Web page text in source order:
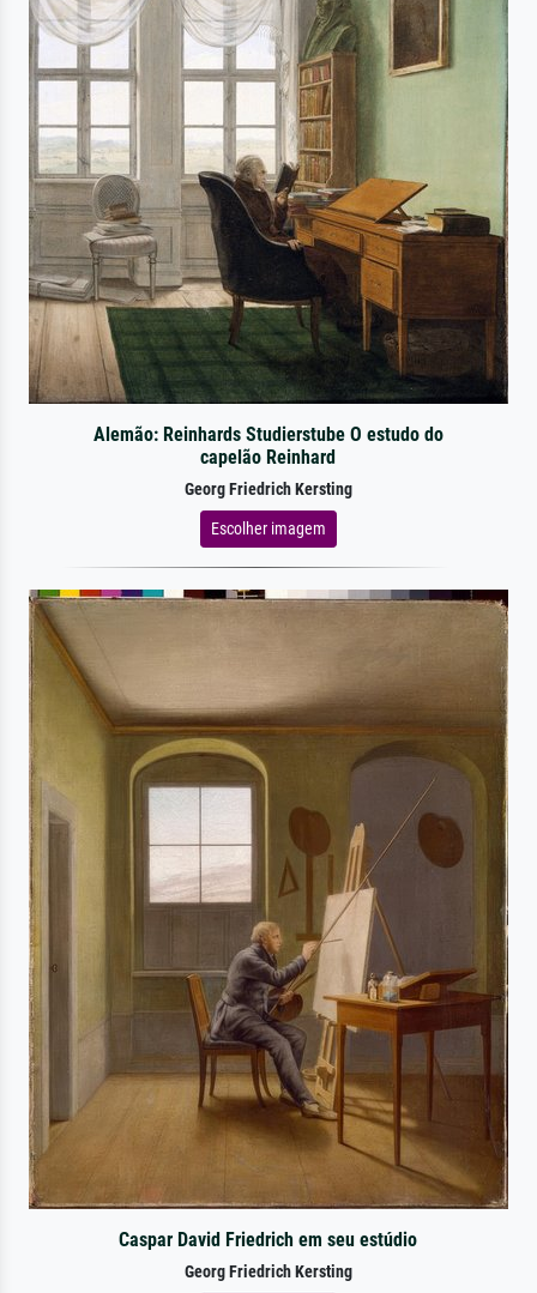
Alemão: Reinhards Studierstube O estudo do
capelão Reinhard
Georg Friedrich Kersting
Escolher imagem
Caspar David Friedrich em seu estúdio
Georg Friedrich Kersting